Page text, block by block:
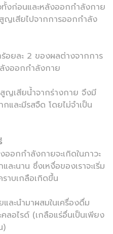
งก่อนและหลังออกกำลังกาย
ญเสียไปจากการออกกำลัง
อยละ 2 ของผลต่างจากการ
งออกกำลังกาย
ญเสียน้ำจากร่างกาย จึงมี
และมีรสจืด โดยไม่จำเป็น
ออกกำลังกายจะเกิดในภาวะ
ะนาน ซึ่งเหงื่อของเราจะเริ่ม
ราบเกลือเกิดขึ้น
ละนำมาผสมในเครื่องดื่ม
ลอไรด์ (เกลือแร่อื่นเป็นเพียง
)